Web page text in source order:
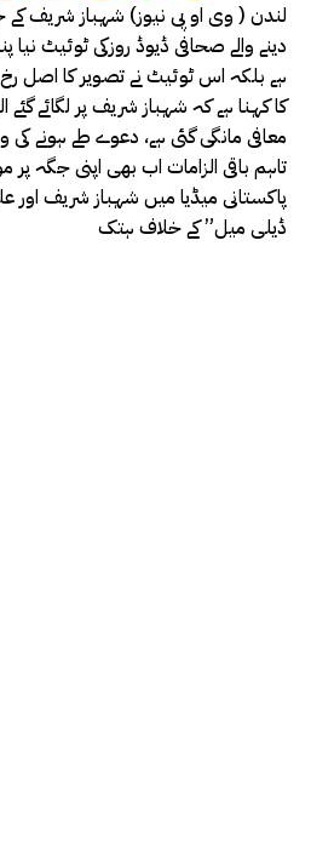
لندن ( وی او پی نیوز) شہباز شریف
دینے والے صحافی ڈیوڈ روزکی ٹوئیٹ نیا
ہے بلکہ اس ٹوئیٹ نے تصویر کا اصل رخ
کا کہنا ہے کہ شہباز شریف پر لگائے
معافی مانگی گئی ہے، دعوے طے ہونے
تاہم باقی الزامات اب بھی اپنی جگہ پر
پاکستانی میڈیا میں شہباز شریف
ڈیلی میل” کے خلاف ہتک